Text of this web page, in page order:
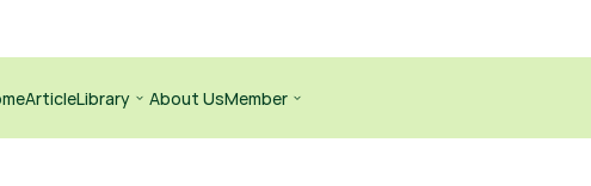
ArticleLibrary About UsMember